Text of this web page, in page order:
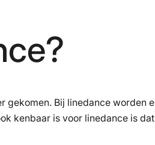
gekomen. Bij linedance
kenbaar is voor linedance is